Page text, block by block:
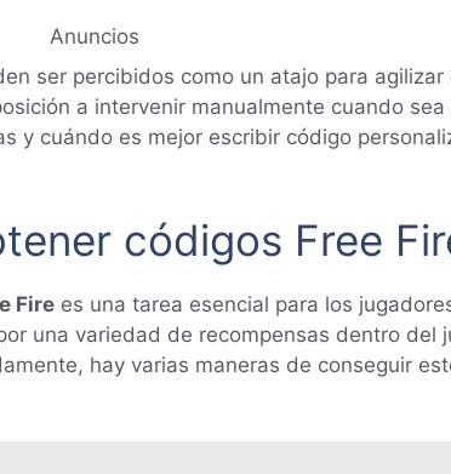
Anuncios
ser percibidos como un atajo para
a intervenir manualmente cuando
y cuándo es mejor escribir código
códigos Free
Fire es una tarea esencial para los
una variedad de recompensas dentro del
hay varias maneras de conseguir